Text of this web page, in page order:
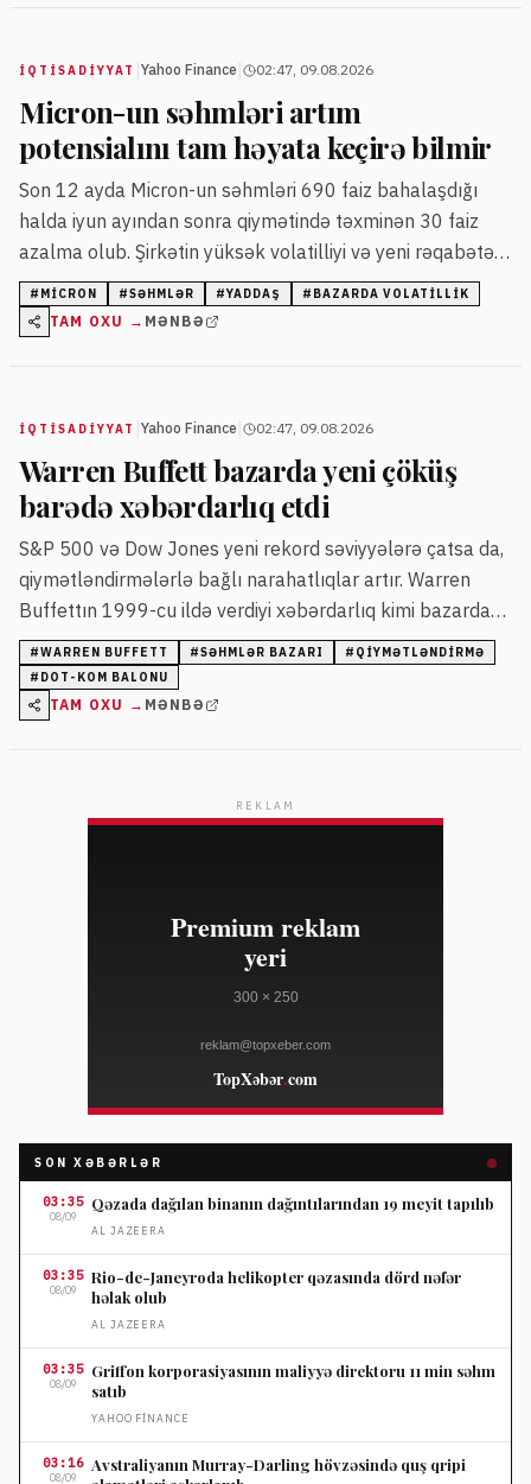
İQTISADIYYAT Yahoo Finance 02:47, 09.08.2026
Micron-un səhmləri artım
potensialını tam həyata keçirə bilmir
Son 12 ayda Micron-un səhmləri 690 faiz bahalaşdığı
halda iyun ayından sonra qiymətində təxminən 30 faiz
azalma olub. Şirkətin yüksək volatilliyi və yeni rəqabətə
görə səhmlərin qiyməti artım potensialını həyata
keçirməkdə çətinlik çəkir.
# MICRON #SƏHMLƏR #YADDAŞ # BAZARDA VOLATILLIK
TAM OXU → MƏNBƏ
İQTISADIYYAT Yahoo Finance 02:47, 09.08.2026
Warren Buffett bazarda yeni çöküş
barədə xəbərdarlıq etdi
S&P 500 və Dow Jones yeni rekord səviyyələrə çatsa da,
qiymətləndirmələrlə bağlı narahatlıqlar artır. Warren
Buffettın 1999-cu ildə verdiyi xəbərdarlıq kimi bazarda
yenidən risk siqnalı yanır.
#WARREN BUFFETT #SƏHMLƏR BAZARI # QIYMƏTLƏNDIRMƏ
# DOT-KOM BALONU
TAM OXU → MƏNBƏ
REKLAM
SON XƏBƏRLƏR
03:35
08/09
Qəzada dağılan binanın dağıntılarından 19 meyit tapılıb
AL JAZEERA
03:35
08/09
Rio-de-Janeyroda helikopter qəzasında dörd nəfər
həlak olub
AL JAZEERA
03:35
08/09
Griffon korporasiyasının maliyyə direktoru 11 min səhm
satıb
YAHOO FINANCE
03:16
08/09
Avstraliyanın Murray-Darling hövzəsində quş qripi